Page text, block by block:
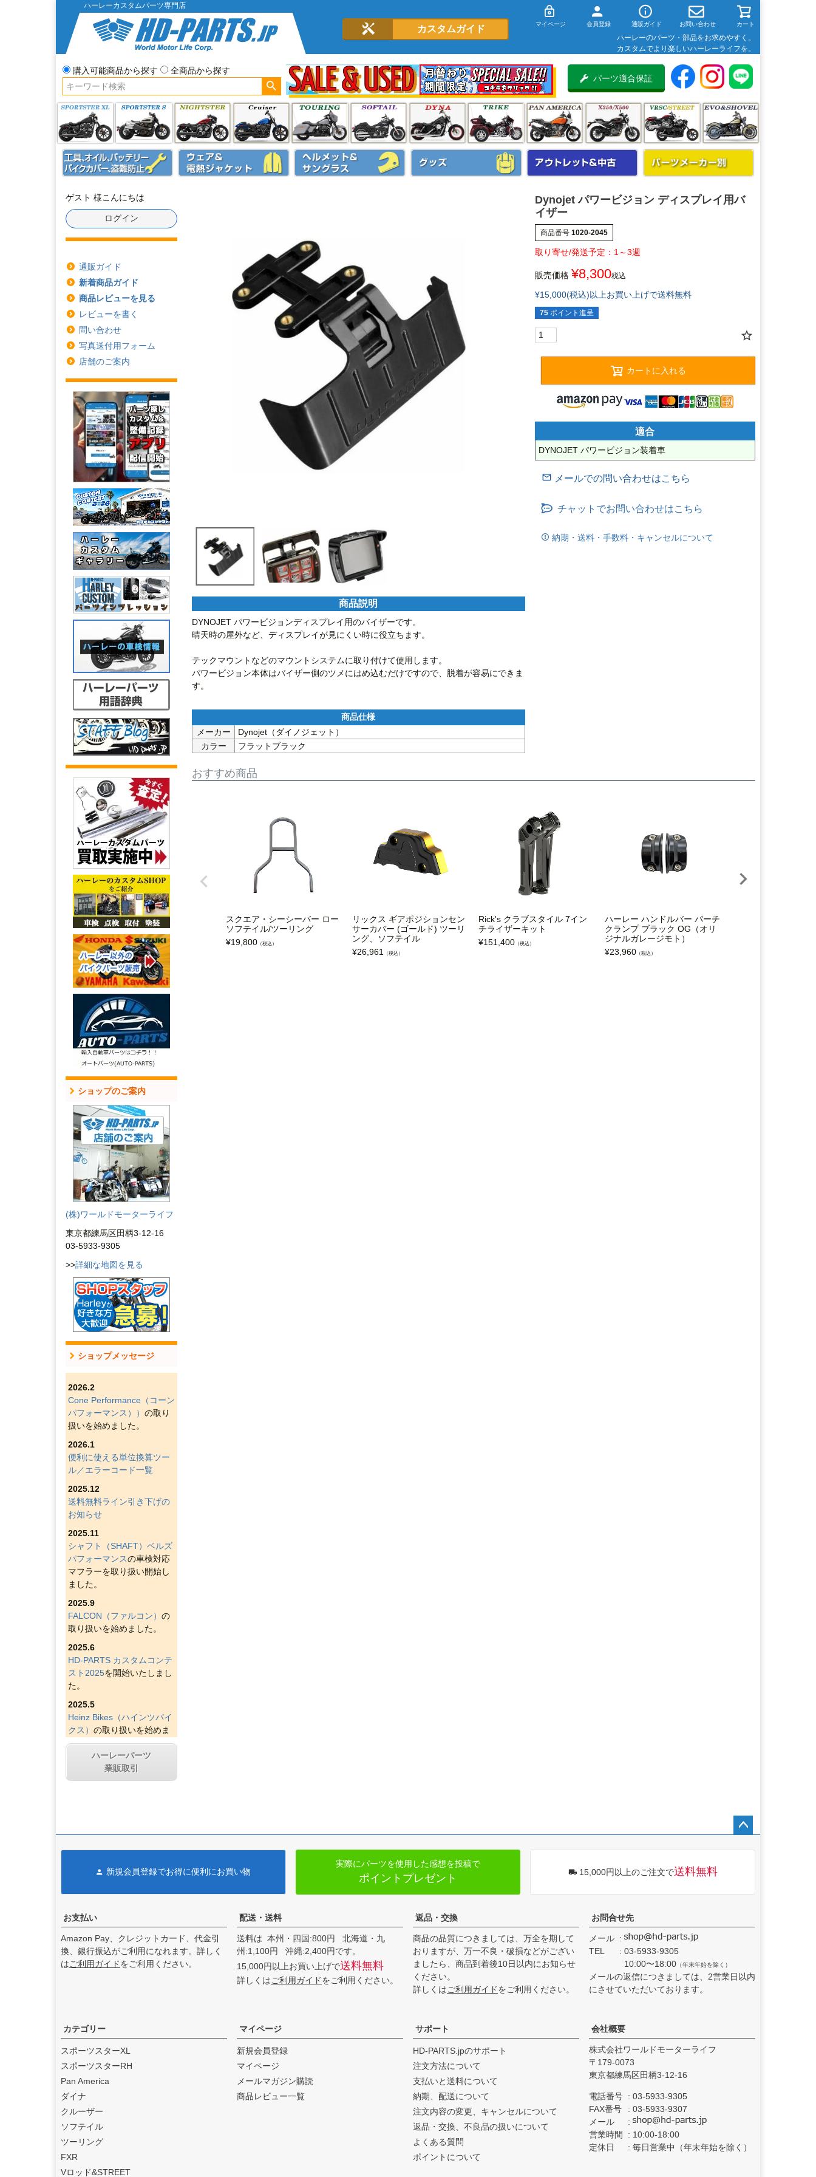
ハーレーカスタムパーツ専門店
カスタムガイド マイページ 会員登録 通販ガイド お問い合わせ カート
ハーレーのパーツ・部品をお求めやすく。
カスタムでより楽しいハーレーライフを。
購入可能商品から探す
全商品から探す
パーツ適合保証
ゲスト 様こんにちは
ログイン
通販ガイド
新着商品ガイド
商品レビューを見る
レビューを書く
問い合わせ
写真送付用フォーム
店舗のご案内
ショップのご案内
(株)ワールドモーターライフ
東京都練馬区田柄3-12-16
03-5933-9305
>>詳細な地図を見る
ショップメッセージ
2026.2
Cone Performance（コーン
パフォーマンス）） の取り
扱いを始めました。
2026.1
便利に使える単位換算ツー
ル／エラーコード一覧
2025.12
送料無料ライン引き下げの
お知らせ
2025.11
シャフト（SHAFT）ベルズ
パフォーマンスの車検対応
マフラーを取り扱い開始し
ました。
2025.9
FALCON（ファルコン） の
取り扱いを始めました。
2025.6
HD-PARTS カスタムコンテ
スト2025を開始いたしまし
た。
2025.5
Heinz Bikes（ハインツバイ
クス） の取り扱いを始めま
した。
2025.4
Figurati Designs（フィグラ
D&D エキゾースト（ディー
た。
feture ヘルメット（フュー
チャーヘルメット）の取り
扱いを始めました。
ました。
2024.12
s（ブローパフォーマンスエ
キゾースト）
始めました。
2024.11
By City（バイ シティ）
本総代理店となりました。
2024.10
Dominator Motorcycles（ド
ハーレーパーツ
業販取引
商品説明
DYNOJET パワービジョンディスプレイ用のバイザーです。
晴天時の屋外など、ディスプレイが見にくい時に役立ちます。
テックマウントなどのマウントシステムに取り付けて使用します。
パワービジョン本体はバイザー側のツメにはめ込むだけですので、脱着が容易にできま
す。
メーカー
Dynojet（ダイノジェット）
カラー
フラットブラック
Dynojet パワービジョン ディスプレイ用バ
イザー
商品番号 1020-2045
1～3週
販売価格 ¥8,300税込
¥15,000(税込)以上お買い上げで送料無料
75 ポイント進呈
カートに入れる
適合
DYNOJET パワービジョン装着車
チャットでお問い合わせはこちら
納期・送料・手数料・キャンセルについて
おすすめ商品
スクエア・シーシーバー ロー
ソフテイル/ツーリング
¥19,800 （税込）
リックス ギアポジションセン
サーカバー (ゴールド) ツーリ
ング、ソフテイル
¥26,961 （税込）
Rick's クラブスタイル 7イン
チライザーキット
¥151,400 （税込）
ハーレー ハンドルバー パーチ
クランプ ブラック OG（オリ
ジナルガレージモト）
¥23,960 （税込）
新規会員登録でお得に便利にお買い物
実際にパーツを使用した感想を投稿で
ポイントプレゼント 15,000円以上のご注文で送料無料
お支払い
Amazon Pay、クレジットカード、代金引
換、銀行振込がご利用になれます。詳しく
はご利用ガイドをご利用ください。
配送・送料
送料は 本州・四国:800円 北海道・九
州:1,100円 沖縄:2,400円です。
15,000円以上お買い上げで送料無料
詳しくはご利用ガイドをご利用ください。
返品・交換
商品の品質につきましては、万全を期して
おりますが、万一不良・破損などがござい
ましたら、商品到着後10日以内にお知らせ
ください。
詳しくはご利用ガイドをご利用ください。
お問合せ先
メール
TEL
03-5933-9305
10:00〜18:00 （年末年始を除く）
メールの返信につきましては、2営業日以内
にさせていただいております。
カテゴリー
スポーツスターXL
スポーツスターRH
Pan America
ダイナ
クルーザー
ソフテイル
ツーリング
FXR
Vロッド&STREET
マイページ
新規会員登録
マイページ
メールマガジン購読
商品レビュー一覧
サポート
HD-PARTS.jpのサポート
注文方法について
支払いと送料について
納期、配送について
注文内容の変更、キャンセルについて
返品・交換、不良品の扱いについて
よくある質問
ポイントについて
会社概要
株式会社ワールドモーターライフ
179-0073
東京都練馬区田柄3-12-16
電話番号
03-5933-9305
FAX番号
03-5933-9307
メール
営業時間
10:00-18:00
定休日
毎日営業中（年末年始を除く）